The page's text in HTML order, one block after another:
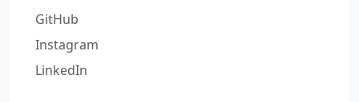
GitHub
Instagram
LinkedIn